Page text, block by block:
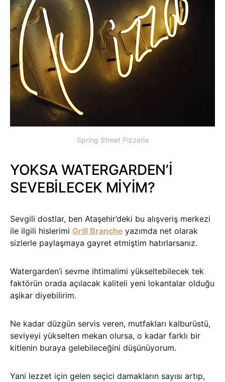
Spring Street Pizzeria
YOKSA WATERGARDEN’İ
SEVEBİLECEK MİYİM?
Sevgili dostlar, ben Ataşehir’deki bu alışveriş merkezi
ile ilgili hislerimi Grill Branche yazımda net olarak
sizlerle paylaşmaya gayret etmiştim hatırlarsanız.
Watergarden’i sevme ihtimalimi yükseltebilecek tek
faktörün orada açılacak kaliteli yeni lokantalar olduğu
aşikar diyebilirim.
Ne kadar düzgün servis veren, mutfakları kalburüstü,
seviyeyi yükselten mekan olursa, o kadar farklı bir
kitlenin buraya gelebileceğini düşünüyorum.
Yani lezzet için gelen seçici damakların sayısı artıp,